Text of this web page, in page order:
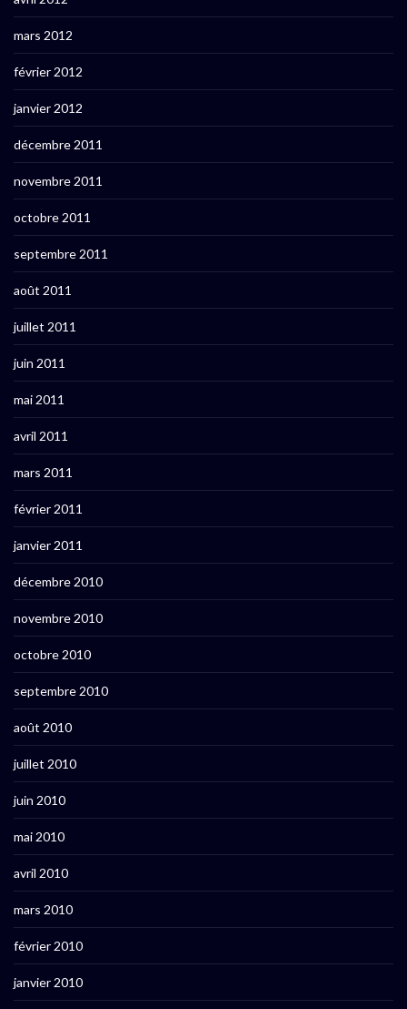
mars 2012
février 2012
janvier 2012
décembre 2011
novembre 2011
octobre 2011
septembre 2011
août 2011
juillet 2011
juin 2011
mai 2011
avril 2011
mars 2011
février 2011
janvier 2011
décembre 2010
novembre 2010
octobre 2010
septembre 2010
août 2010
juillet 2010
juin 2010
mai 2010
avril 2010
mars 2010
février 2010
janvier 2010